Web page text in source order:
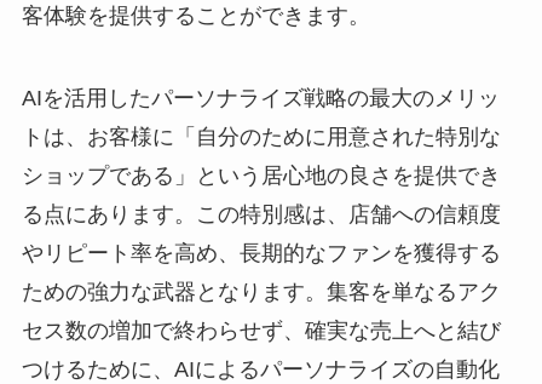
客体験を提供することができます。
AIを活用したパーソナライズ戦略の最大のメリッ
トは、お客様に「自分のために用意された特別な
ショップである」という居心地の良さを提供でき
る点にあります。この特別感は、店舗への信頼度
やリピート率を高め、長期的なファンを獲得する
ための強力な武器となります。集客を単なるアク
セス数の増加で終わらせず、確実な売上へと結び
つけるために、AIによるパーソナライズの自動化